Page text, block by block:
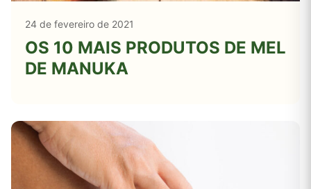
24 de fevereiro de 2021
OS 10 MAIS PRODUTOS DE MEL
DE MANUKA